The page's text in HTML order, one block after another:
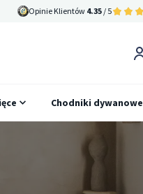
Opinie Klientów 4.35 / 5
Chodniki dywanowe